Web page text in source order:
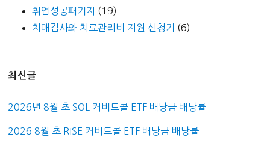
취업성공패키지
(19)
치매검사와 치료관리비 지원 신청기
(6)
최신글
2026년 8월 초 SOL 커버드콜 ETF 배당금 배당률
2026 8월 초 RISE 커버드콜 ETF 배당금 배당률